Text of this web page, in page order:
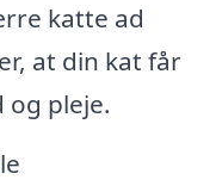
katte ad
at din kat får
pleje.